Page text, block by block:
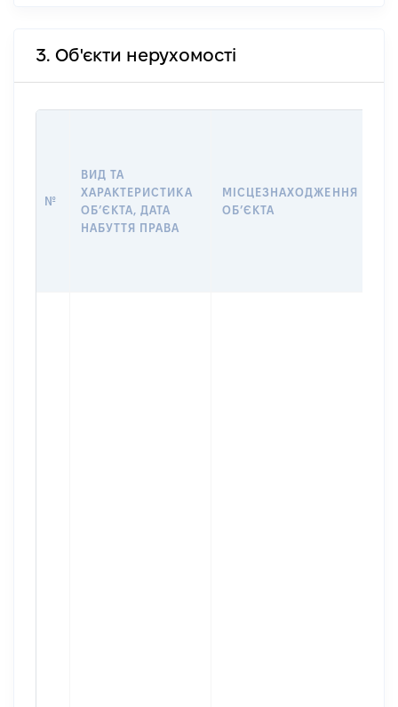
3. Об'єкти нерухомості
№
ВИД ТА
ХАРАКТЕРИСТИКА
ОБʼЄКТА, ДАТА
НАБУТТЯ ПРАВА
МІСЦЕЗНАХОДЖЕННЯ
ОБʼЄКТА